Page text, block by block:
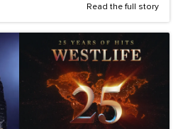
Read the full story